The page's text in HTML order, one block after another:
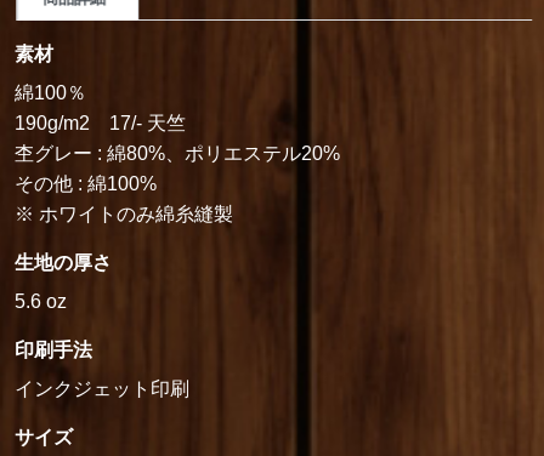
素材
綿100％
190g/m2 17/- 天竺
杢グレー : 綿80%、ポリエステル20%
その他 : 綿100%
※ ホワイトのみ綿糸縫製
生地の厚さ
5.6 oz
印刷手法
インクジェット印刷
サイズ